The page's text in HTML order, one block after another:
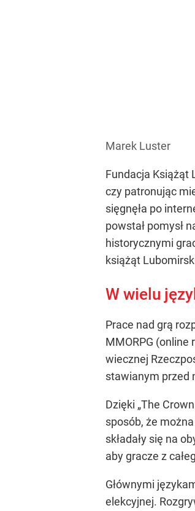
Marek Luster
Fundacja Książąt
czy patronując
sięgnęła po
powstał pomysł
historycznymi
książąt
W wielu
Prace nad grą
MMORPG
wiecznej
stawianym przed
Dzięki „The
sposób, że
składały się na
aby gracze z
Głównymi
elekcyjnej.